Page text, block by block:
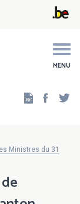
MENU
Ministres du 31